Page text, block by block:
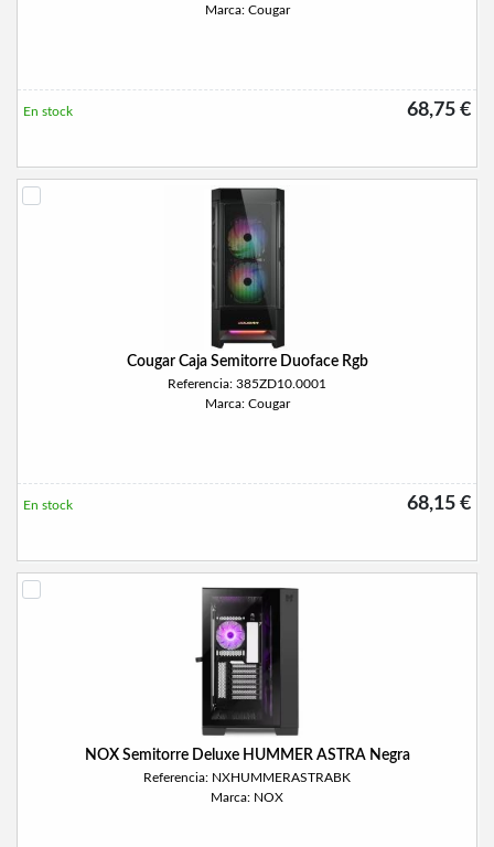
Marca: Cougar
68,75 €
En stock
Cougar Caja Semitorre Duoface Rgb
Referencia: 385ZD10.0001
Marca: Cougar
68,15 €
En stock
NOX Semitorre Deluxe HUMMER ASTRA Negra
Referencia: NXHUMMERASTRABK
Marca: NOX